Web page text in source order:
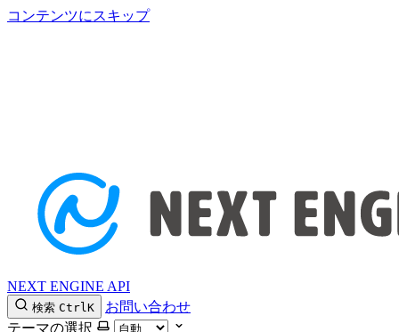
コンテンツにスキップ
NEXT ENGINE API
検索 CtrlK
お問い合わせ
テーマの選択